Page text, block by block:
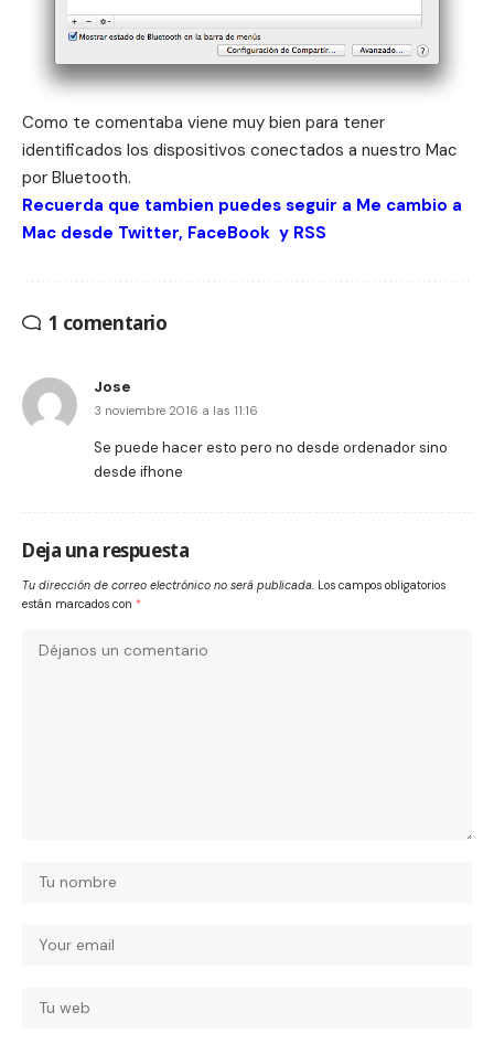
Como te comentaba viene muy bien para tener
identificados los dispositivos conectados a nuestro Mac
por Bluetooth.
Recuerda que tambien puedes seguir a Me cambio a
Mac desde Twitter, FaceBook y RSS
1 comentario
Jose
3 noviembre 2016 a las 11:16
Se puede hacer esto pero no desde ordenador sino
desde ifhone
Deja una respuesta
Tu dirección de correo electrónico no será publicada. Los campos obligatorios
están marcados con *